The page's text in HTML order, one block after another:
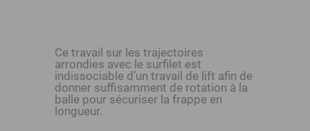
Ce travail sur les trajectoires
arrondies avec le surfilet est
indissociable d’un travail de lift afin de
donner suffisamment de rotation à la
balle pour sécuriser la frappe en
longueur.